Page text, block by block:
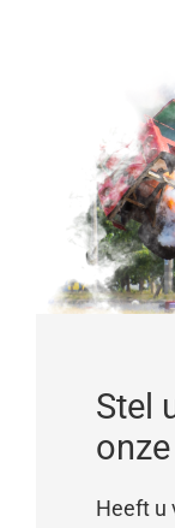
Stel
Heeft u